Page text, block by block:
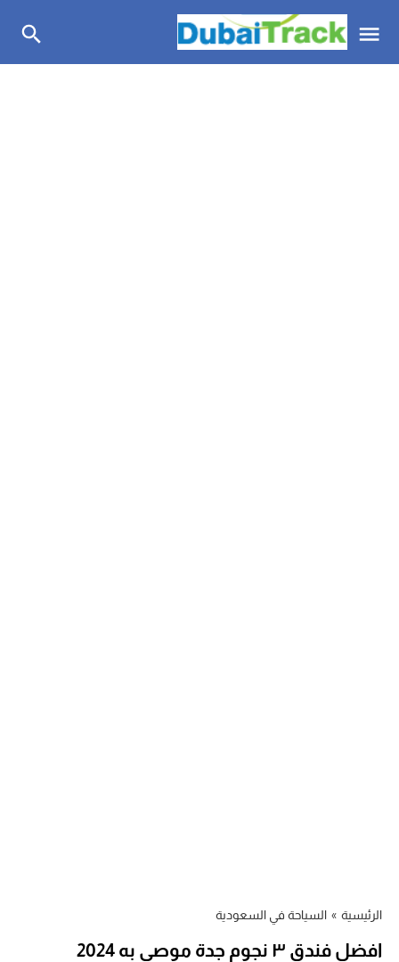
الرئيسية » السياحة في السعودية
افضل فندق ٣ نجوم جدة موصى به 2024